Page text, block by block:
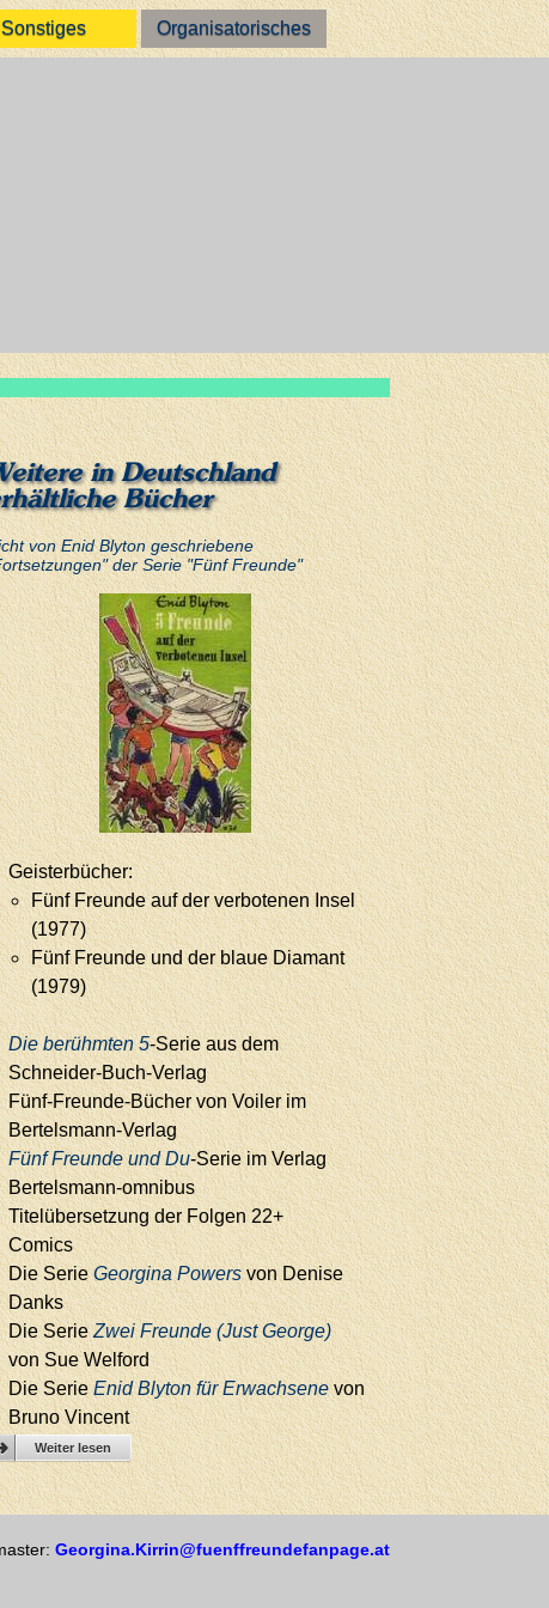
Sonstiges Organisatorisches
in Deutschland
Bücher
von Enid Blyton geschriebene
der Serie "Fünf Freunde"
Geisterbücher:
Fünf Freunde auf der verbotenen Insel
(1977)
Fünf Freunde und der blaue Diamant
(1979)
Die berühmten 5-Serie aus dem
Schneider-Buch-Verlag
Fünf-Freunde-Bücher von Voiler im
Bertelsmann-Verlag
Fünf Freunde und Du-Serie im Verlag
Bertelsmann-omnibus
Titelübersetzung der Folgen 22+
Comics
Die SerieGeorgina Powersvon Denise
Danks
Die SerieZwei Freunde (Just George)
von Sue Welford
Die SerieEnid Blyton für Erwachsenevon
Bruno Vincent
Weiter lesen
Georgina.Kirrin@fuenffreundefanpage.at